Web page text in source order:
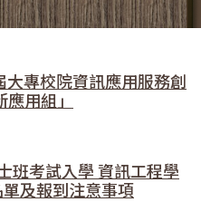
專校院資訊應用服務創
用組」
班考試入學 資訊工程學
及報到注意事項